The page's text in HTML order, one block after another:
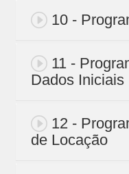
10 -
11 -
Dados Iniciais
12 -
de Locação